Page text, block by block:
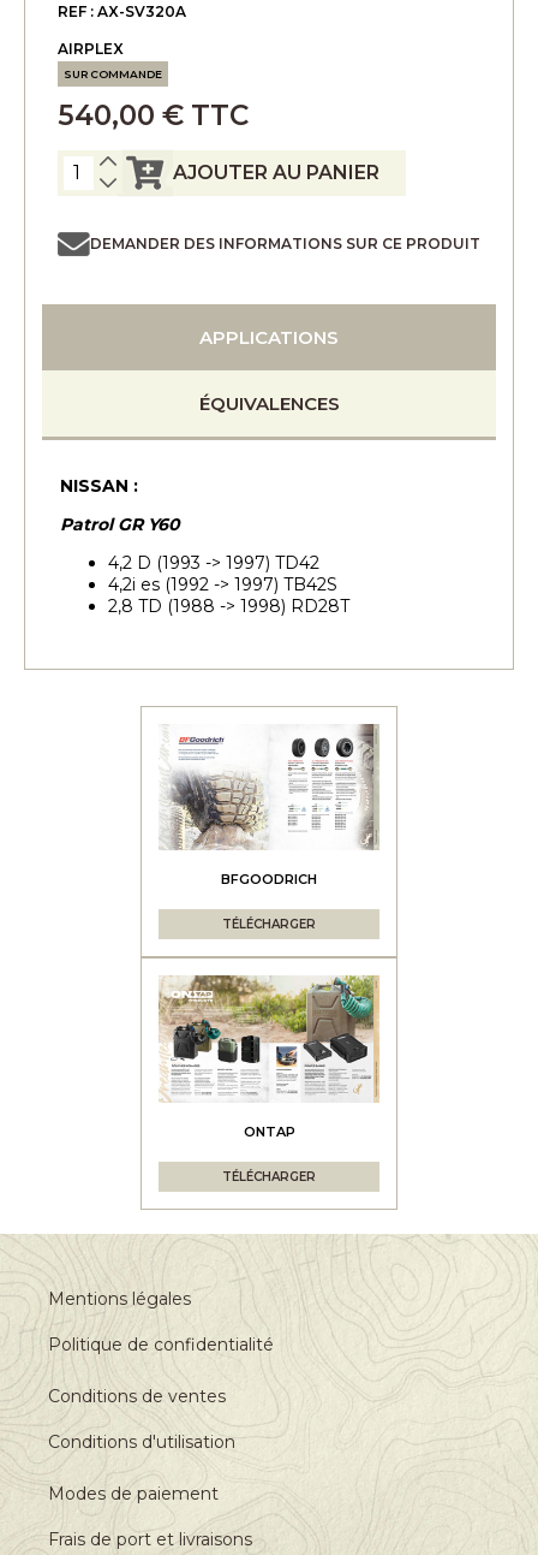
REF : AX-SV320A
AIRPLEX
SUR COMMANDE
540,00 € TTC
AJOUTER AU PANIER
DEMANDER DES INFORMATIONS SUR CE PRODUIT
APPLICATIONS
ÉQUIVALENCES
NISSAN :
Patrol GR Y60
4,2 D (1993 -> 1997) TD42
4,2i es (1992 -> 1997) TB42S
2,8 TD (1988 -> 1998) RD28T
BFGOODRICH
TÉLÉCHARGER
ONTAP
TÉLÉCHARGER
Mentions légales
Politique de confidentialité
Conditions de ventes
Conditions d'utilisation
Modes de paiement
Frais de port et livraisons